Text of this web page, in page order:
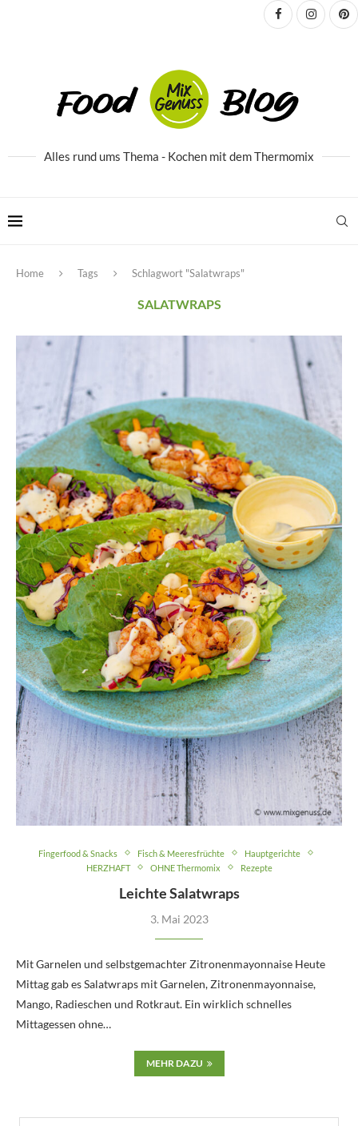
Alles rund ums Thema - Kochen mit dem Thermomix
Home Tags Schlagwort "Salatwraps"
SALATWRAPS
Fingerfood & Snacks Fisch & Meeresfrüchte
Hauptgerichte
HERZHAFT
OHNE Thermomix Rezepte
Leichte Salatwraps
3. Mai 2023
Mit Garnelen und selbstgemachter Zitronenmayonnaise Heute
Mittag gab es Salatwraps mit Garnelen, Zitronenmayonnaise,
Mango, Radieschen und Rotkraut. Ein wirklich schnelles
Mittagessen ohne…
MEHR DAZU